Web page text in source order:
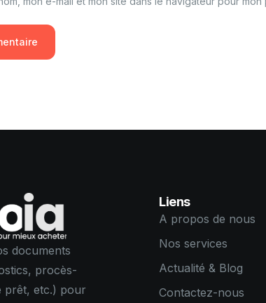
documents
procès-
prêt, etc.) pour
Liens
A propos de nous
Nos services
Actualité & Blog
Contactez-nous